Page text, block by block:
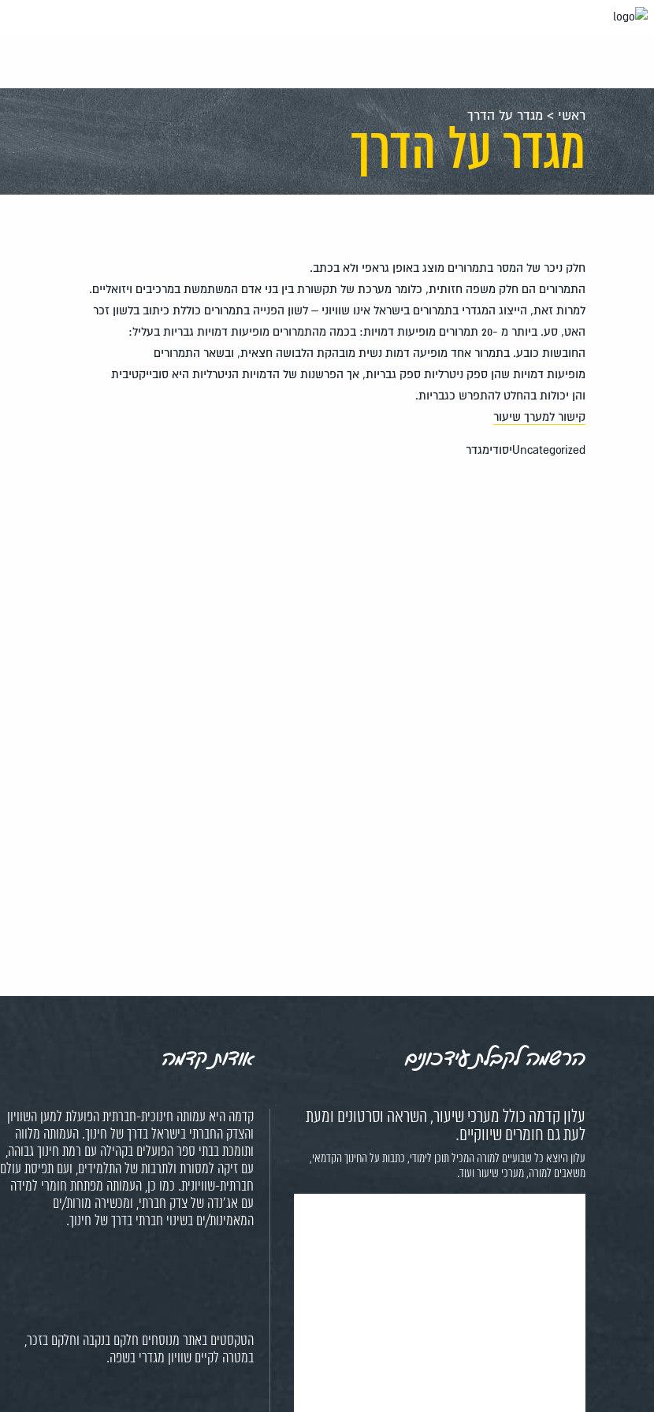
עבור
ראשי>מגדר על הדרך
מגדר על הדרך
חלק ניכר של המסר בתמרורים מוצג באופן גראפי ולא בכתב.
התמרורים הם חלק משפה חזותית, כלומר מערכת של תקשורת בין בני אדם המשתמשת במרכיבים ויזואליים.
למרות זאת, הייצוג המגדרי בתמרורים בישראל אינו שוויוני – לשון הפנייה בתמרורים כוללת כיתוב בלשון זכר
האט, סע. ביותר מ -20 תמרורים מופיעות דמויות: בכמה מהתמרורים מופיעות דמויות גבריות בעליל:
החובשות כובע. בתמרור אחד מופיעה דמות נשית מובהקת הלבושה חצאית, ובשאר התמרורים
מופיעות דמויות שהן ספק ניטרליות ספק גבריות, אך הפרשנות של הדמויות הניטרליות היא סובייקטיבית
והן יכולות בהחלט להתפרש כגבריות.
קישור למערך שיעור
Uncategorizedיסודימגדר
הרשמה לקבלת עידכונים
עלון קדמה כולל מערכי שיעור, השראה וסרטונים ומעת
לעת גם חומרים שיווקיים.
עלון היוצא כל שבועיים למורה המכיל תוכן לימודי, כתבות על החינוך הקדמאי,
משאבים למורה, מערכי שיעור ועוד.
אודות קדמה
קדמה היא עמותה חינוכית-חברתית הפועלת למען השוויון
והצדק החברתי בישראל בדרך של חינוך. העמותה מלווה
ותומכת בבתי ספר הפועלים בקהילה עם רמת חינוך גבוהה,
עם זיקה למסורת ולתרבות של התלמידים, ועם תפיסת עולם
חברתית-שוויונית. כמו כן, העמותה מפתחת חומרי למידה
עם אג'נדה של צדק חברתי, ומכשירה מורות/ים
המאמינות/ים בשינוי חברתי בדרך של חינוך.
הטקסטים באתר מנוסחים חלקם בנקבה וחלקם בזכר,
במטרה לקיים שוויון מגדרי בשפה.